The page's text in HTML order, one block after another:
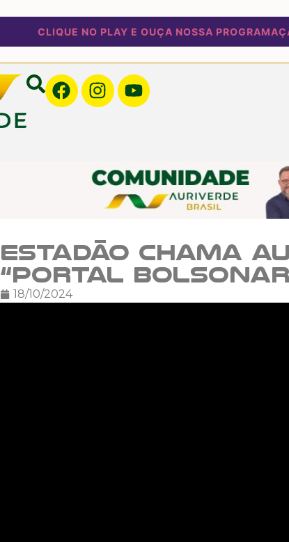
CLIQUE NO PLAY E OUÇA NOSSA PROGRAMAÇÃO
Estadão chama
“portal
18/10/2024